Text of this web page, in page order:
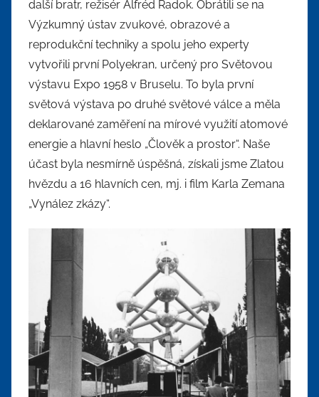
další bratr, režisér Alfréd Radok. Obrátili se na
Výzkumný ústav zvukové, obrazové a
reprodukční techniky a spolu jeho experty
vytvořili první Polyekran, určený pro Světovou
výstavu Expo 1958 v Bruselu. To byla první
světová výstava po druhé světové válce a měla
deklarované zaměření na mírové využití atomové
energie a hlavní heslo „Člověk a prostor“. Naše
účast byla nesmírně úspěšná, získali jsme Zlatou
hvězdu a 16 hlavních cen, mj. i film Karla Zemana
„Vynález zkázy“.